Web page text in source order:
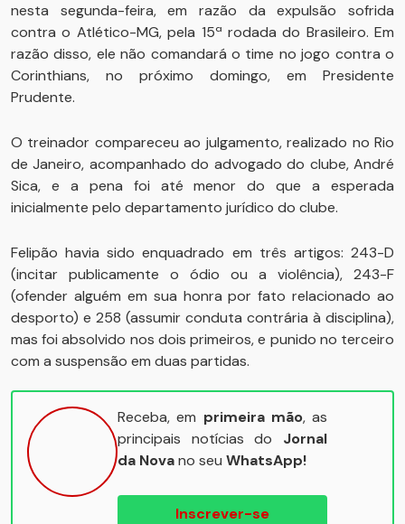
nesta segunda-feira, em razão da expulsão sofrida
contra o Atlético-MG, pela 15ª rodada do Brasileiro. Em
razão disso, ele não comandará o time no jogo contra o
Corinthians, no próximo domingo, em Presidente
Prudente.
O treinador compareceu ao julgamento, realizado no Rio
de Janeiro, acompanhado do advogado do clube, André
Sica, e a pena foi até menor do que a esperada
inicialmente pelo departamento jurídico do clube.
Felipão havia sido enquadrado em três artigos: 243-D
(incitar publicamente o ódio ou a violência), 243-F
(ofender alguém em sua honra por fato relacionado ao
desporto) e 258 (assumir conduta contrária à disciplina),
mas foi absolvido nos dois primeiros, e punido no terceiro
com a suspensão em duas partidas.
Receba, em primeira mão, as
principais notícias do Jornal
da Novano seu WhatsApp!
Inscrever-se